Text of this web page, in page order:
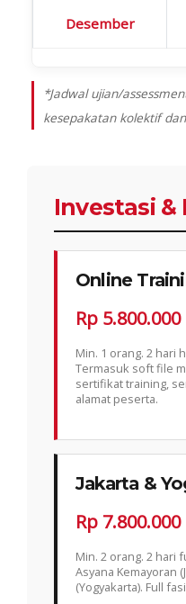
Desember
*Jadwal ujian/
kesepakatan kolektif
Investasi &
Online
Rp 5.800.000
Min. 1 orang. 2 hari
Termasuk soft file
sertifikat training,
alamat peserta.
Jakarta &
Rp 7.800.000
Min. 2 orang. 2 hari
Asyana Kemayoran
(Yogyakarta). Full